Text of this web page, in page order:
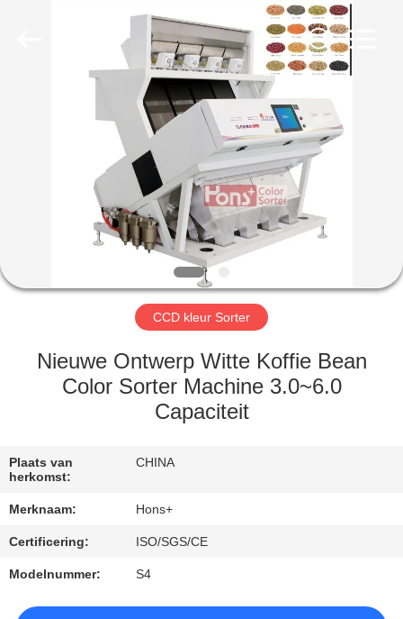
PRODUCTEN
ONGEVEER
FABRIEKSREIS
KWALITEITSCONTROLE
CONTACTEER
EEN
CITAAT
CCD kleur Sorter
Nieuwe Ontwerp Witte Koffie Bean
Color Sorter Machine 3.0~6.0
Capaciteit
Plaats van
herkomst:
CHINA
Merknaam: Hons+
Certificering: ISO/SGS/CE
Modelnummer: S4